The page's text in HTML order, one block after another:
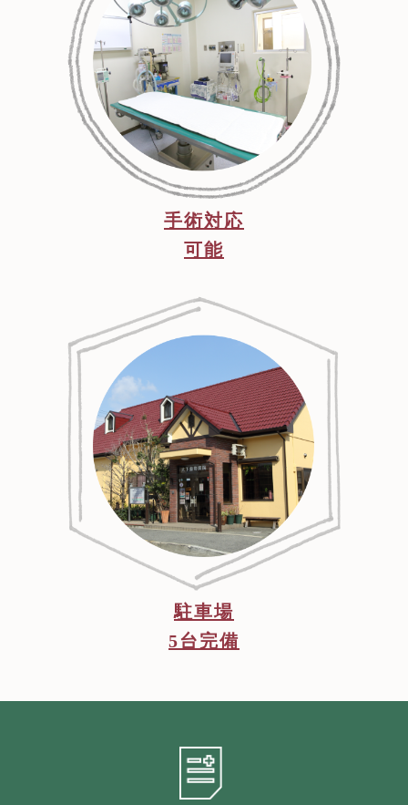
手術対応
可能
駐車場
5台完備